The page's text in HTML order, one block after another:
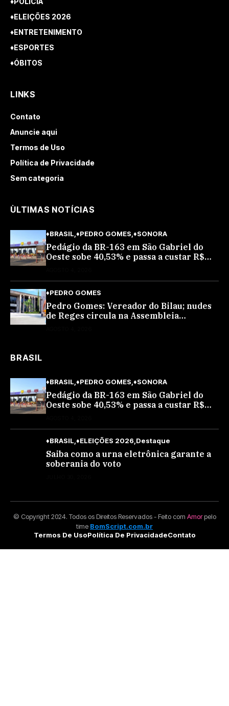
♦ELEIÇÕES 2026
♦ENTRETENIMENTO
♦ESPORTES
♦ÓBITOS
LINKS
Contato
Anuncie aqui
Termos de Uso
Política de Privacidade
Sem categoria
ÙLTIMAS NOTÍCIAS
♦BRASIL ♦PEDRO GOMES ♦SONORA
Pedágio da BR-163 em São Gabriel do
Oeste sobe 40,53% e passa a custar R$
♦PEDRO GOMES
Pedro Gomes: Vereador do Bilau; nudes
de Reges circula na Assembleia
BRASIL
♦BRASIL ♦PEDRO GOMES ♦SONORA
Pedágio da BR-163 em São Gabriel do
Oeste sobe 40,53% e passa a custar R$
♦BRASIL ♦ELEIÇÕES 2026 Destaque
Saiba como a urna eletrônica garante a
soberania do voto
© Copyright 2024. Todos os Direitos Reservados - Feito com Amorpelo
time BomScript.com.br
Termos De UsoPolítica De PrivacidadeContato